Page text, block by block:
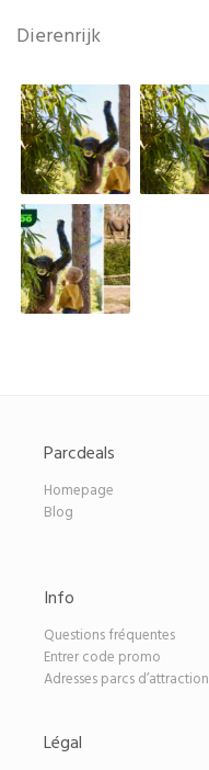
Dierenrijk
Parcdeals
Homepage
Blog
Info
Questions fréquentes
Entrer code promo
Adresses parcs d’attraction
Légal